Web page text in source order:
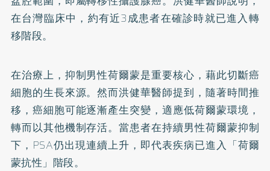
在台灣臨床中，約有近3成患者在確診時就已進入轉
移階段。
在治療上，抑制男性荷爾蒙是重要核心，藉此切斷癌
細胞的生長來源。然而洪健華醫師提到，隨著時間推
移，癌細胞可能逐漸產生突變，適應低荷爾蒙環境，
轉而以其他機制存活。當患者在持續男性荷爾蒙抑制
下，PSA仍出現連續上升，即代表疾病已進入「荷爾
蒙抗性」階段。